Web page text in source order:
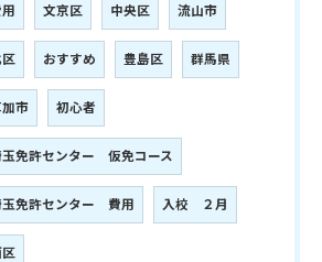
文京区 中央区 流山市
おすすめ 豊島区 群馬県
市 初心者
玉免許センター 仮免コース
玉免許センター 費用 入校 ２月